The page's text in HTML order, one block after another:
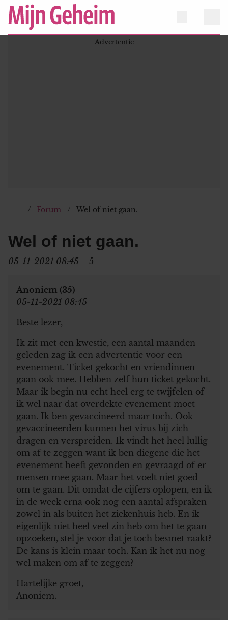
Forum Wel of niet gaan.
Wel of niet gaan.
05-11-2021 08:45 5
Anoniem (35)
05-11-2021 08:45
Beste lezer,
Ik zit met een kwestie, een aantal maanden
geleden zag ik een advertentie voor een
evenement. Ticket gekocht en vriendinnen
gaan ook mee. Hebben zelf hun ticket gekocht.
Maar ik begin nu echt heel erg te twijfelen of
ik wel naar dat overdekte evenement moet
gaan. Ik ben gevaccineerd maar toch. Ook
gevaccineerden kunnen het virus bij zich
dragen en verspreiden. Ik vindt het heel lullig
om af te zeggen want ik ben diegene die het
evenement heeft gevonden en gevraagd of er
mensen mee gaan. Maar het voelt niet goed
om te gaan. Dit omdat de cijfers oplopen, en ik
in de week erna ook nog een aantal afspraken
zowel in als buiten het ziekenhuis heb. En ik
eigenlijk niet heel veel zin heb om het te gaan
opzoeken, stel je voor dat je toch besmet raakt?
De kans is klein maar toch. Kan ik het nu nog
wel maken om af te zeggen?
Hartelijke groet,
Anoniem.